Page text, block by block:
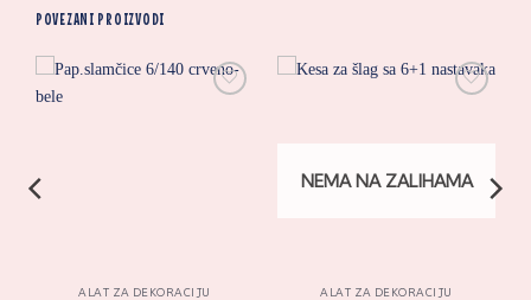
POVEZANI PROIZVODI
ALAT ZA DEKORACIJU
NEMA NA ZALIHAMA
ALAT ZA DEKORACIJU